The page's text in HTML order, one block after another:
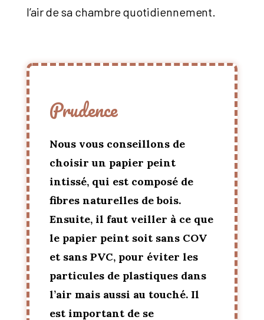
l’air de sa chambre quotidiennement.
Prudence
Nous vous conseillons de
choisir un papier peint
intissé, qui est composé de
fibres naturelles de bois.
Ensuite, il faut veiller à ce que
le papier peint soit sans COV
et sans PVC, pour éviter les
particules de plastiques dans
l’air mais aussi au touché.Il
est important de se